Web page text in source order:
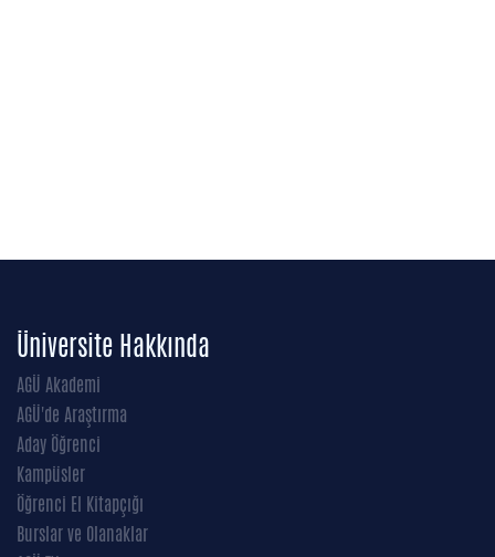
Üniversite Hakkında
AGÜ Akademi
AGÜ'de Araştırma
Aday Öğrenci
Kampüsler
Öğrenci El Kitapçığı
Burslar ve Olanaklar